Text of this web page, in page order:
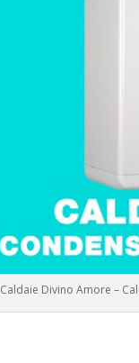
Caldaie Divino Amore –